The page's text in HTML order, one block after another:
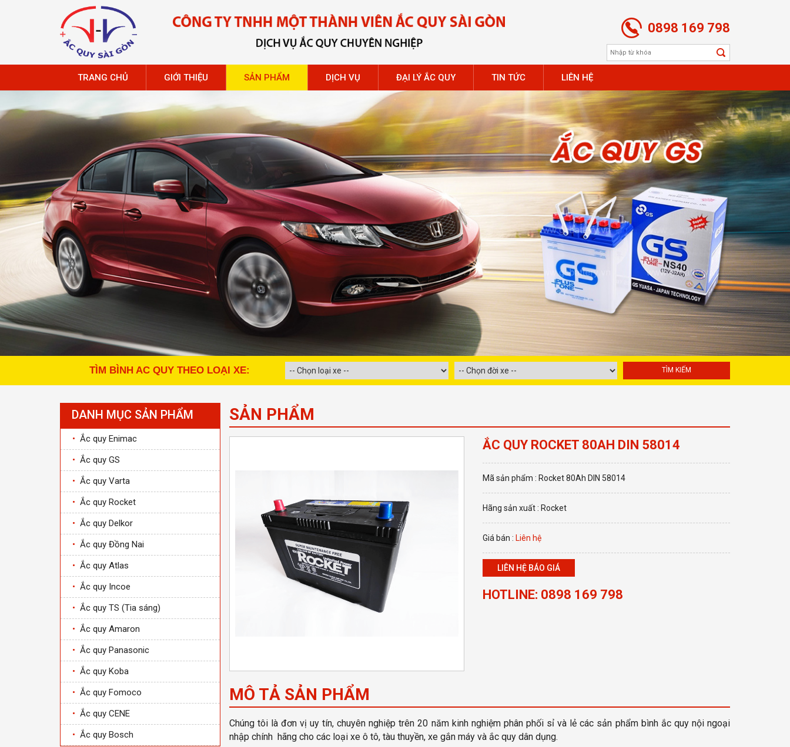
0898 169 798
TRANG CHỦ GIỚI THIỆU SẢN PHẨM DỊCH VỤ ĐẠI LÝ ẮC QUY TIN TỨC LIÊN HỆ
TÌM BÌNH AC QUY THEO LOẠI XE:
DANH MỤC SẢN PHẨM
• Ắc quy Enimac
• Ắc quy GS
• Ắc quy Varta
• Ắc quy Rocket
• Ắc quy Delkor
• Ắc quy Đồng Nai
• Ắc quy Atlas
• Ắc quy Incoe
• Ắc quy TS (Tia sáng)
• Ắc quy Amaron
• Ắc quy Panasonic
• Ắc quy Koba
• Ắc quy Fomoco
• Ắc quy CENE
• Ắc quy Bosch
SẢN PHẨM
ẮC QUY ROCKET 80AH DIN 58014
Mã sản phẩm : Rocket 80Ah DIN 58014
Hãng sản xuất : Rocket
Giá bán : Liên hệ
LIÊN HỆ BÁO GIÁ
HOTLINE: 0898 169 798
MÔ TẢ SẢN PHẨM
Chúng tôi là đơn vị uy tín, chuyên nghiệp trên 20 năm kinh nghiệm phân phối sỉ và lẻ các sản phẩm bình ắc quy nội ngoại
nhập chính hãng cho các loại xe ô tô, tàu thuyền, xe gắn máy và ắc quy dân dụng.